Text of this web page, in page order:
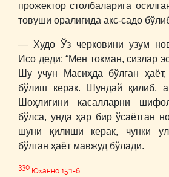
прожектор столбаларига
товуши оралиғида акс-садо
― Худо Ўз черковини узум
Исо деди: “Мен токман, сизлар
Шу учун Масиҳда бўлган
бўлиш керак. Шундай қилиб,
Шоҳлигини касалларни
бўлса, унда ҳар бир ўсаётган
шуни қилиши керак, чунки
бўлган ҳаёт мавжуд бўлади.
330 Юҳанно 15:1-6